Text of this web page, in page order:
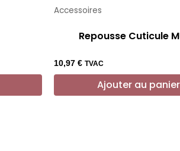
Accessoires
Repousse Cuticule
10,97 € TVAC
Ajouter au panier